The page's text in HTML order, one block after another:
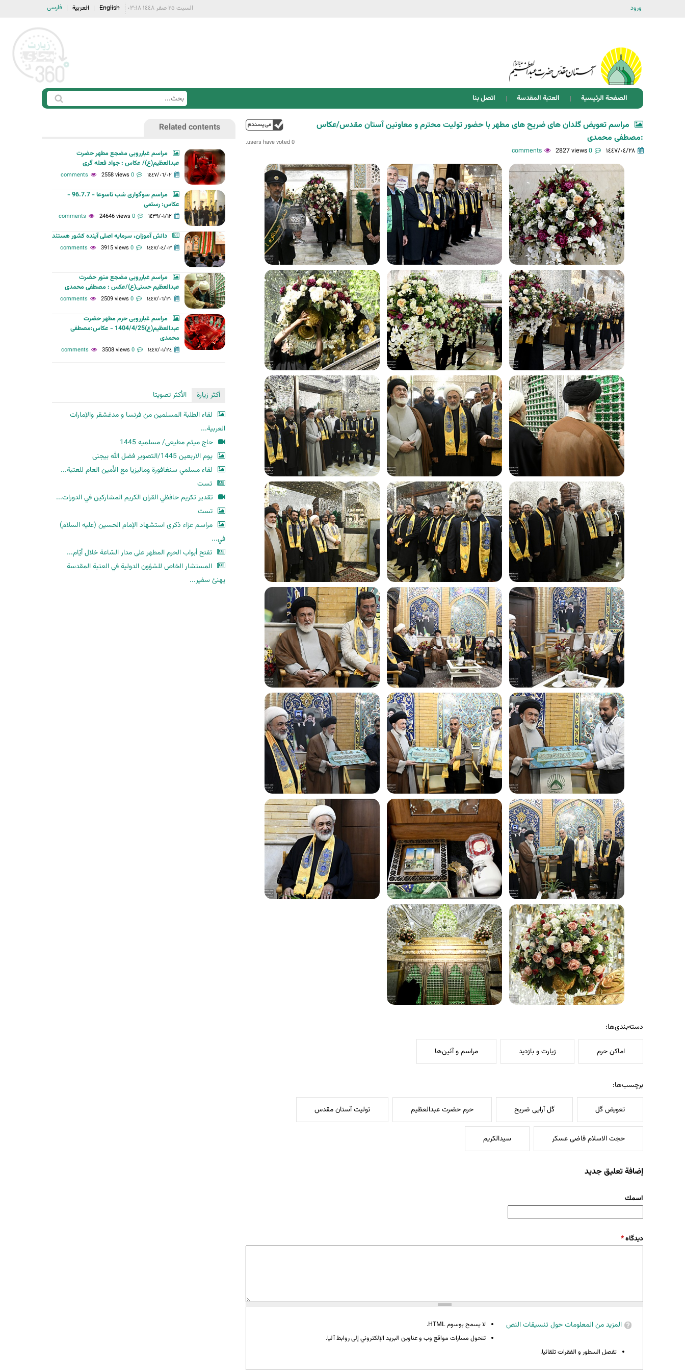
ورود فارسی العربية English السبت ٢٥ صفر ١٤٤٨ ٠٣:١٨
الصفحة الرئيسية العتبة المقدسة اتصل بنا
ا
س
ح
ث
ب
ح
0 users have voted.
مراسم تعویض گلدان های ضریح های مطهر با حضور تولیت محترم و معاونین آستان مقدس/عکاس
:مصطفی محمدی
١٤٤٧/٠٤/٢٨ 0 comments
2827 views
دسته‌بندی‌ها:
اماکن حرم زیارت و بازدید مراسم و آئین‌ها
برچسب‌ها:
تعویض گل گل آرایی ضریح حرم حضرت عبدالعظیم تولیت آستان مقدس
حجت الاسلام قاضی عسکر سیدالکریم
إضافة تعليق جديد
‏اسمك ‏
‏دیدگاه ‏*
المزيد من المعلومات حول تنسيقات النص
لا يسمح بوسوم HTML.
تتحول مسارات مواقع وب و عناوين البريد الإلكتروني إلى روابط آليا.
تفصل السطور و الفقرات تلقائيا.
Related contents
مراسم غبارروبی مضجع مطهر حضرت
عبدالعظیم(ع)/ عکاس : جواد فعله گری
١٤٤٧/٠٦/٠٢ 0 comments
2558 views
مراسم سوگواری شب تاسوعا - 96.7.7 -
عکاس: رستمی
١٤٣٩/٠١/١٢ 0 comments
24646 views
دانش آموزان، سرمایه اصلی آینده کشور هستند
١٤٤٧/٠٤/٠٣ 0 comments
3915 views
مراسم غبارروبی مضجع منور حضرت
عبدالعظیم حسنی(ع)/عکس : مصطفی محمدی
١٤٤٧/٠٦/٣٠ 0 comments
2509 views
مراسم غبارروبی حرم مطهر حضرت
عبدالعظیم(ع)1404/4/25 - عکاس:مصطفی
محمدی
١٤٤٧/٠١/٢٤ 0 comments
3508 views
أكثر زيارة
الأكثر تصويتا
لقاء الطلبة المسلمين من فرنسا و مدغشقر والإمارات
العربية...
حاج میثم مطیعی/ مسلمیه 1445
یوم الاربعین 1445/التصویر فضل الله بیجنی
لقاء مسلمي سنغافورة وماليزيا مع الأمين العام للعتبة...
تست
تقدير تكريم حافظي القران الكريم المشاركين في الدورات...
تست
مراسم عزاء ذكرى استشهاد الإمام الحسين (عليه السلام)
في...
تفتح أبواب الحرم المطهر على مدار السّاعة خلال أيّام...
المستشار الخاص للشؤون الدولية في العتبة المقدسة
يهنئ سفير...